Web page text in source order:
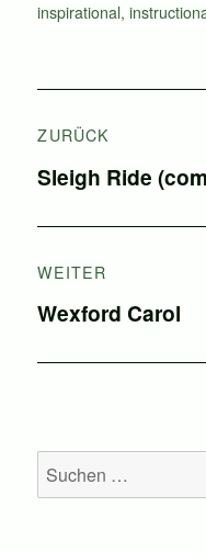
inspirational,
ZURÜCK
Vorheriger
Sleigh Ride
WEITER
Nächster
Wexford Carol
Suchen
nach: